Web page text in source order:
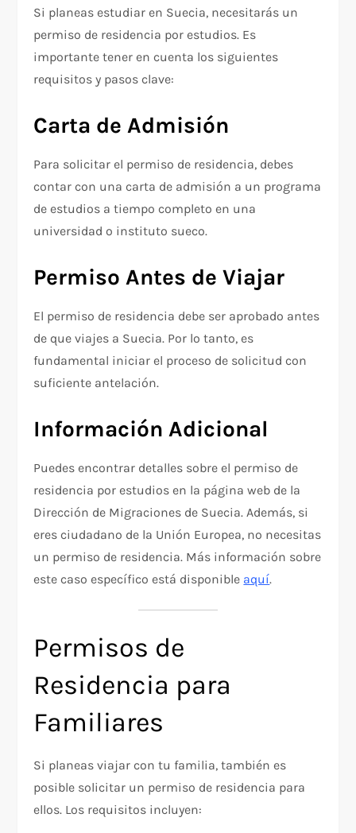
Si planeas estudiar en Suecia, necesitarás un
permiso de residencia por estudios. Es
importante tener en cuenta los siguientes
requisitos y pasos clave:
Carta de Admisión
Para solicitar el permiso de residencia, debes
contar con una carta de admisión a un programa
de estudios a tiempo completo en una
universidad o instituto sueco.
Permiso Antes de Viajar
El permiso de residencia debe ser aprobado antes
de que viajes a Suecia. Por lo tanto, es
fundamental iniciar el proceso de solicitud con
suficiente antelación.
Información Adicional
Puedes encontrar detalles sobre el permiso de
residencia por estudios en la página web de la
Dirección de Migraciones de Suecia. Además, si
eres ciudadano de la Unión Europea, no necesitas
un permiso de residencia. Más información sobre
este caso específico está disponible aquí.
Permisos de
Residencia para
Familiares
Si planeas viajar con tu familia, también es
posible solicitar un permiso de residencia para
ellos. Los requisitos incluyen: